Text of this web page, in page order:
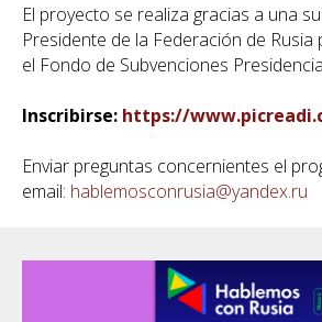
El proyecto se realiza gracias a una
Presidente de la Federación de
el Fondo de Subvenciones
Inscribirse: https://
Enviar preguntas concernientes el
email: hablemosconrusia@yandex.ru